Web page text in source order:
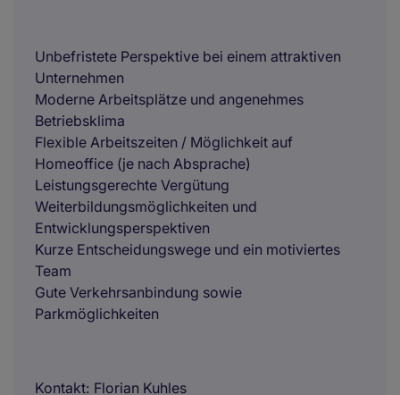
Unbefristete Perspektive bei einem attraktiven
Unternehmen
Moderne Arbeitsplätze und angenehmes
Betriebsklima
Flexible Arbeitszeiten / Möglichkeit auf
Homeoffice (je nach Absprache)
Leistungsgerechte Vergütung
Weiterbildungsmöglichkeiten und
Entwicklungsperspektiven
Kurze Entscheidungswege und ein motiviertes
Team
Gute Verkehrsanbindung sowie
Parkmöglichkeiten
Kontakt Florian Kuhles